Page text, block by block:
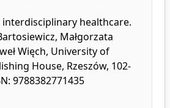
healthcare.
Małgorzata
Więch, University of
House, Rzeszów, 102-
9788382771435